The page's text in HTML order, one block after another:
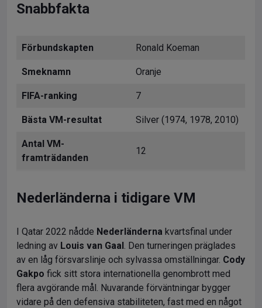
Snabbfakta
Förbundskapten Ronald Koeman
Smeknamn Oranje
FIFA-ranking 7
Bästa VM-resultat Silver (1974, 1978, 2010)
Antal VM-
framträdanden
12
Nederländerna i tidigare VM
I Qatar 2022 nådde Nederländerna kvartsfinal under
ledning av Louis van Gaal. Den turneringen präglades
av en låg försvarslinje och sylvassa omställningar. Cody
Gakpo fick sitt stora internationella genombrott med
flera avgörande mål. Nuvarande förväntningar bygger
vidare på den defensiva stabiliteten, fast med en något